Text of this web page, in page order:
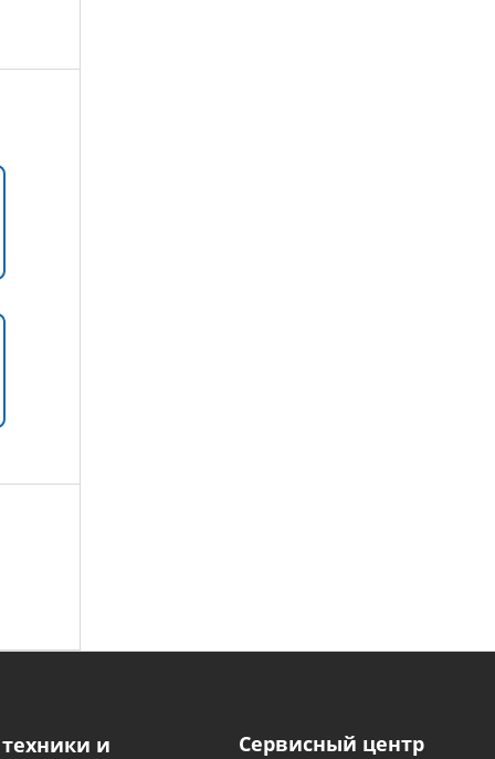
и
Сервисный центр